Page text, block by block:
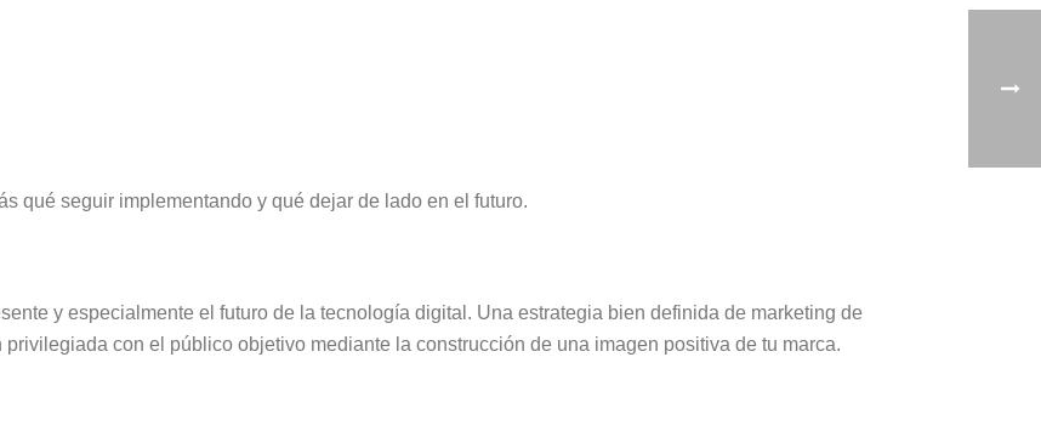
qué seguir implementando y qué dejar de lado en el futuro.
y especialmente el futuro de la tecnología digital. Una estrategia bien definida de marketing de
con el público objetivo mediante la construcción de una imagen positiva de tu marca.